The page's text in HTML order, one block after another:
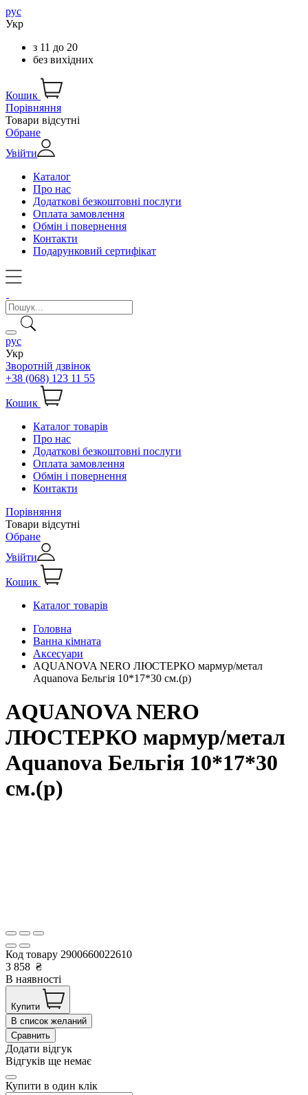
рус
Укр
з 11 до 20
без вихідних
Кошик
Порівняння
Товари відсутні
Обране
Увійти
Каталог
Про нас
Додаткові безкоштовні послуги
Оплата замовлення
Обмін і повернення
Контакти
Подарунковий сертифікат
рус
Укр
Зворотній дзвінок
+38 (068) 123 11 55
Кошик
Каталог товарів
Про нас
Додаткові безкоштовні послуги
Оплата замовлення
Обмін і повернення
Контакти
Порівняння
Товари відсутні
Обране
Увійти
Кошик
Каталог товарів
Головна
Ванна кімната
Аксесуари
AQUANOVA NERO ЛЮСТЕРКО мармур/метал
Aquanova Бельгія 10*17*30 см.(р)
AQUANOVA NERO
ЛЮСТЕРКО мармур/метал
Aquanova Бельгія 10*17*30
см.(р)
Код товару 2900660022610
3 858 ₴
В наявності
Купити
В список желаний
Сравнить
Додати відгук
Відгуків ще немає
Купити в один клік